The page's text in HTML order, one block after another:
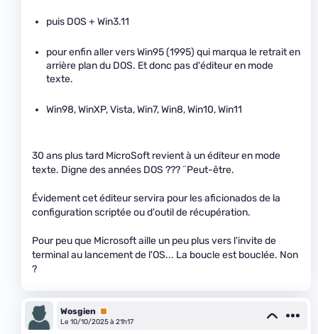
puis DOS + Win3.11
pour enfin aller vers Win95 (1995) qui marqua le retrait en
arrière plan du DOS. Et donc pas d'éditeur en mode
texte.
Win98, WinXP, Vista, Win7, Win8, Win10, Win11
30 ans plus tard MicroSoft revient à un éditeur en mode
texte. Digne des années DOS ??? ¨Peut-être.
Évidement cet éditeur servira pour les aficionados de la
configuration scriptée ou d'outil de récupération.
Pour peu que Microsoft aille un peu plus vers l'invite de
terminal au lancement de l'OS... La boucle est bouclée. Non
?
Wosgien
Premium
Le 10/10/2025 à 21h17